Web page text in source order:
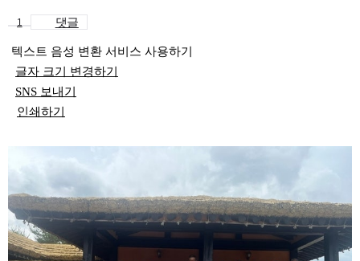
1 댓글
텍스트 음성 변환 서비스 사용하기
글자 크기 변경하기
SNS 보내기
인쇄하기